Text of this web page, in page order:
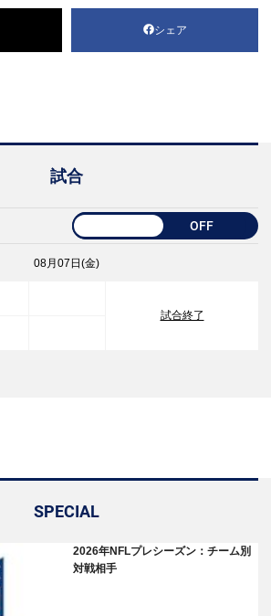
シェア
試合
OFF
08月07日(金)
試合終了
SPECIAL
2026年NFLプレシーズン：チーム別
対戦相手